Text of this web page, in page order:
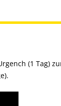
(1 Tag)